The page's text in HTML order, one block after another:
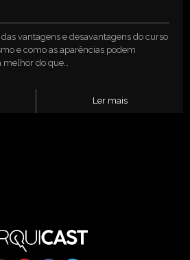
vantagens e desavantagens do curso
e como as aparências podem
melhor do que…
Ler mais